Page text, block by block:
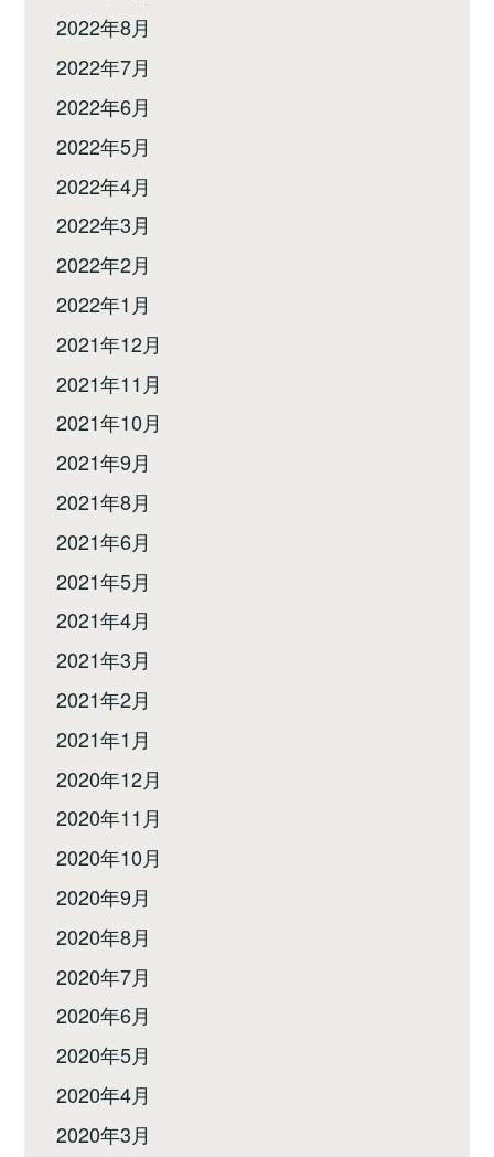
2022年8月
2022年7月
2022年6月
2022年5月
2022年4月
2022年3月
2022年2月
2022年1月
2021年12月
2021年11月
2021年10月
2021年9月
2021年8月
2021年6月
2021年5月
2021年4月
2021年3月
2021年2月
2021年1月
2020年12月
2020年11月
2020年10月
2020年9月
2020年8月
2020年7月
2020年6月
2020年5月
2020年4月
2020年3月